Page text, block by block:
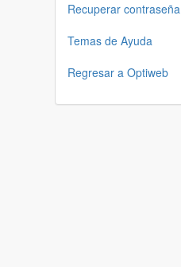
Recuperar contraseña
Temas de Ayuda
Regresar a Optiweb